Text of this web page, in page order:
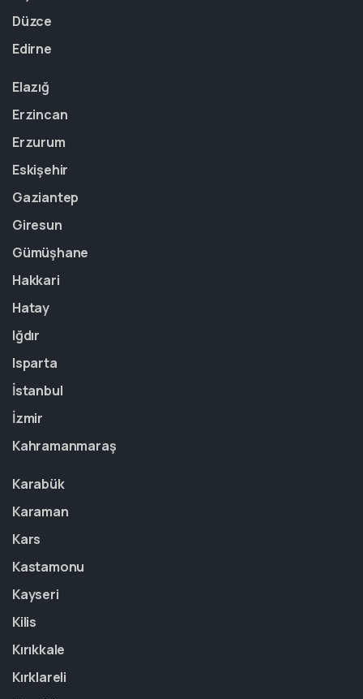
Düzce
Edirne
Elazığ
Erzincan
Erzurum
Eskişehir
Gaziantep
Giresun
Gümüşhane
Hakkari
Hatay
Iğdır
Isparta
İstanbul
İzmir
Kahramanmaraş
Karabük
Karaman
Kars
Kastamonu
Kayseri
Kilis
Kırıkkale
Kırklareli